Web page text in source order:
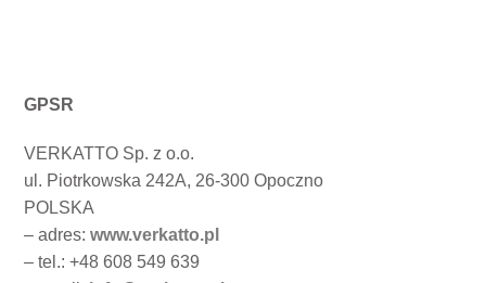
GPSR
VERKATTO Sp. z o.o.
ul. Piotrkowska 242A, 26-300 Opoczno
POLSKA
– adres:www.verkatto.pl
– tel.: +48 608 549 639